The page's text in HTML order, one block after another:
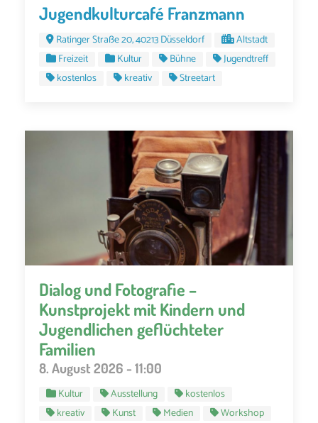
Jugendkulturcafé Franzmann
Ratinger Straße 20, 40213 Düsseldorf
Altstadt
Freizeit
Kultur Bühne
Jugendtreff
kostenlos
kreativ Streetart
Dialog und Fotografie –
Kunstprojekt mit Kindern und
Jugendlichen geflüchteter
Familien
8. August 2026 - 11:00
Kultur Ausstellung
kostenlos
kreativ
Kunst Medien
Workshop